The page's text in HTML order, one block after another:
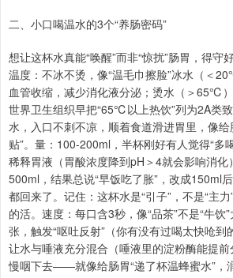
二、小口喝温水的3个“养肠密码”
想让这杯水真能“唤醒”而非“惊扰”肠胃，得守
温度：不冰不烫，像“温毛巾擦脸”冰水（＜
血管收缩，减少消化液分泌；烫水（＞65℃
世界卫生组织早把“65℃以上热饮”列为2A类
水，入口不刺不凉，顺着食道滑进胃里，像给
贴”。量：100-200ml，半杯刚好有人觉得“多
稀释胃液（胃酸浓度降到pH＞4就会影响消
500ml，结果总说“早饭吃了胀”，改成150ml
都回来了。记住：这杯水是“引子”，不是“主
的活。速度：每口含3秒，像“品茶”不是“牛饮
张，触发“呕吐反射”（你有没有过喝太快呛到
让水与唾液充分混合（唾液里的淀粉酶能提
慢咽下去——就像给肠胃“递了杯温蜂蜜水”，